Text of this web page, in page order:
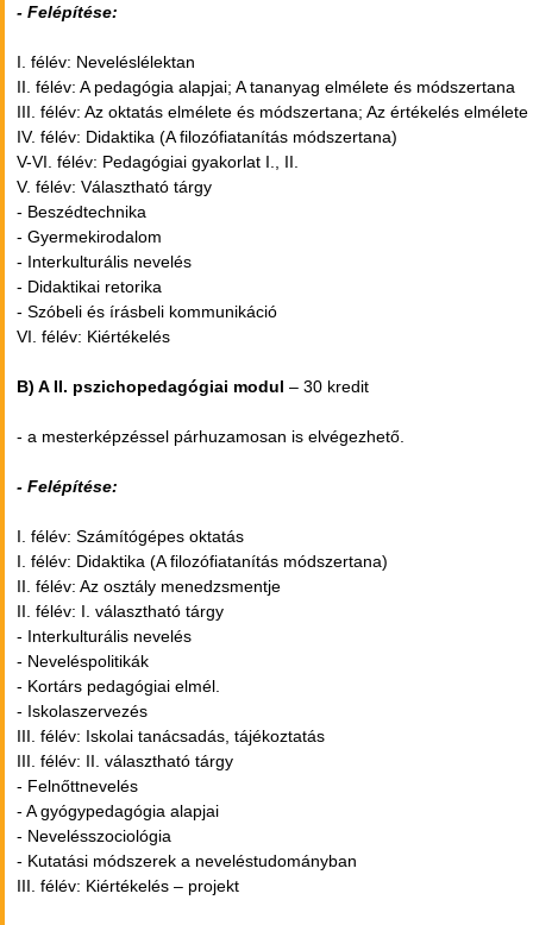
- Felépítése:
I. félév: Neveléslélektan
II. félév: A pedagógia alapjai; A tananyag elmélete és módszertana
III. félév: Az oktatás elmélete és módszertana; Az értékelés
IV. félév: Didaktika (A filozófiatanítás módszertana)
V-VI. félév: Pedagógiai gyakorlat I., II.
V. félév: Választható tárgy
- Beszédtechnika
- Gyermekirodalom
- Interkulturális nevelés
- Didaktikai retorika
- Szóbeli és írásbeli kommunikáció
VI. félév: Kiértékelés
B) A II. pszichopedagógiai modul – 30 kredit
- a mesterképzéssel párhuzamosan is elvégezhető.
- Felépítése:
I. félév: Számítógépes oktatás
I. félév: Didaktika (A filozófiatanítás módszertana)
II. félév: Az osztály menedzsmentje
II. félév: I. választható tárgy
- Interkulturális nevelés
- Neveléspolitikák
- Kortárs pedagógiai elmél.
- Iskolaszervezés
III. félév: Iskolai tanácsadás, tájékoztatás
III. félév: II. választható tárgy
- Felnőttnevelés
- A gyógypedagógia alapjai
- Nevelésszociológia
- Kutatási módszerek a neveléstudományban
III. félév: Kiértékelés – projekt